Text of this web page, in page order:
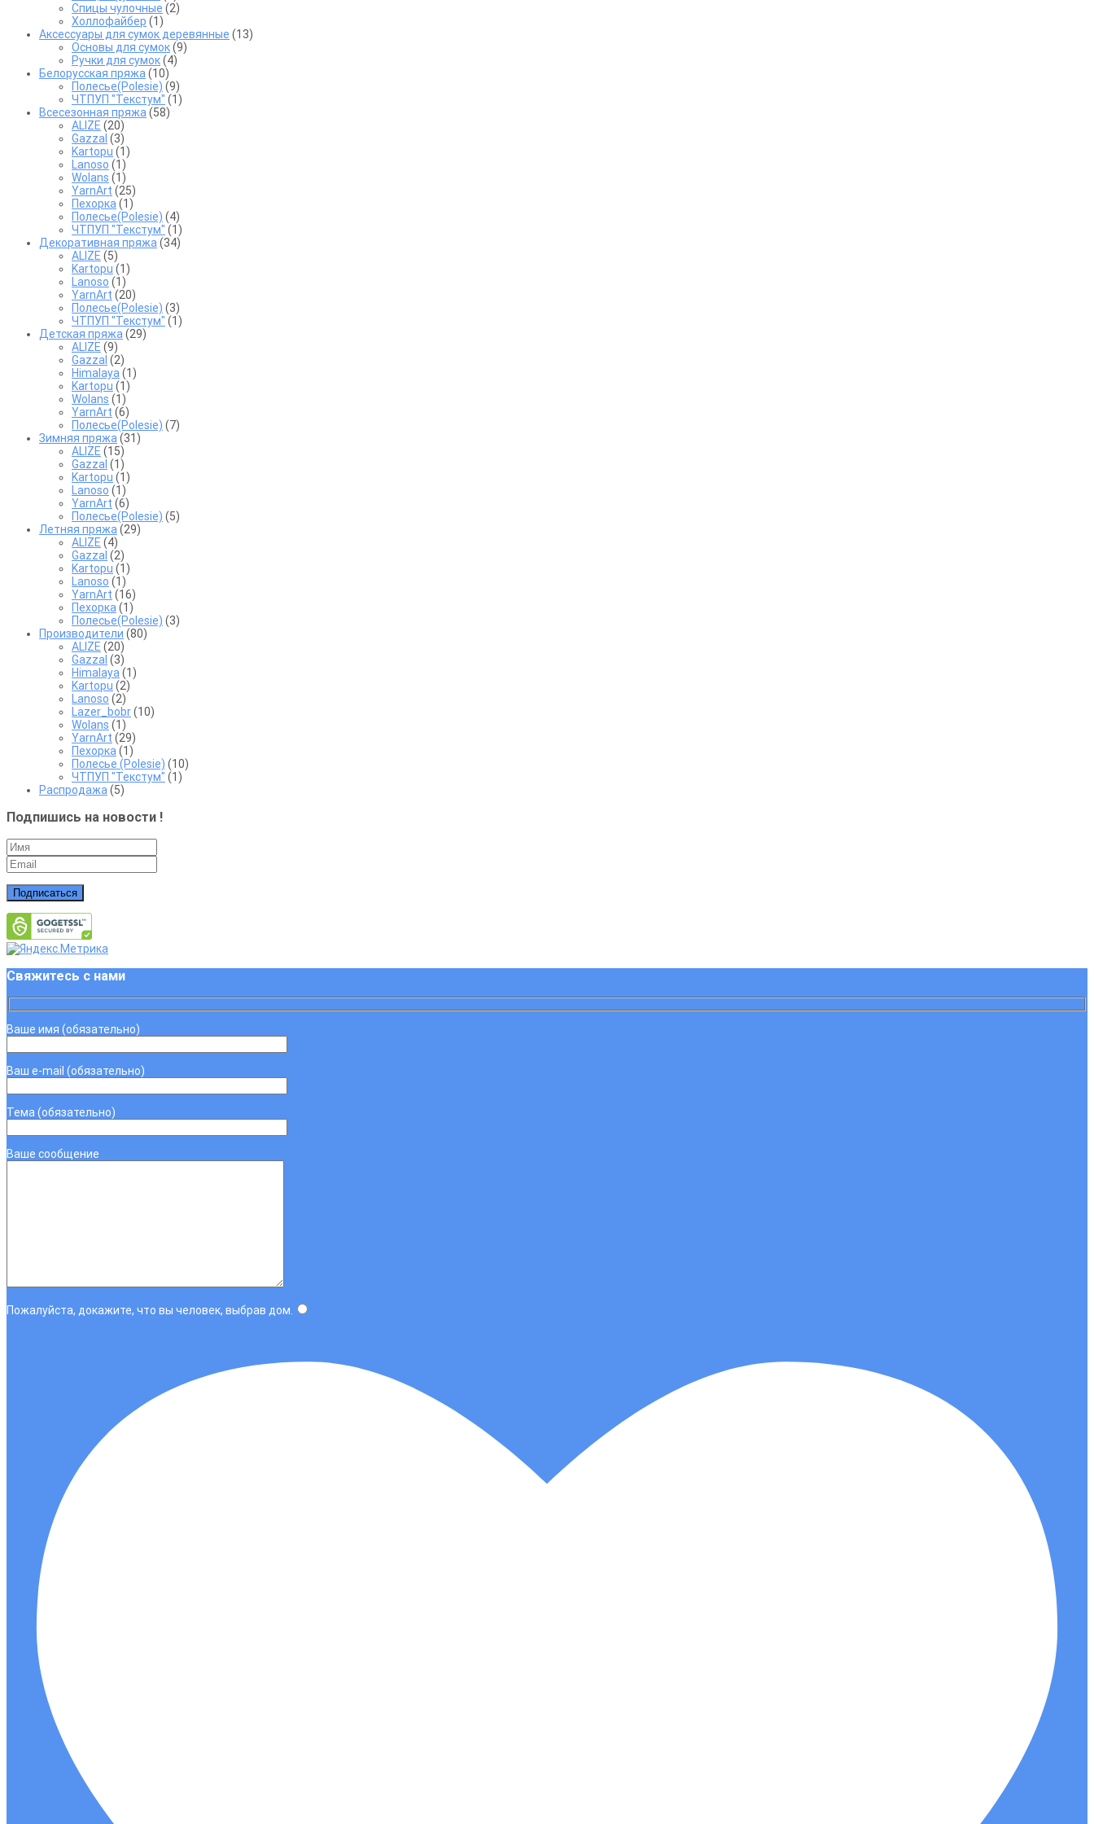
Спицы чулочные (2)
Холлофайбер (1)
Аксессуары для сумок деревянные (13)
Основы для сумок(9)
Ручки для сумок(4)
Белорусская пряжа (10)
Полесье(Polesie) (9)
ЧТПУП "Текстум" (1)
Всесезонная пряжа (58)
ALIZE (20)
Gazzal (3)
Kartopu (1)
Lanoso (1)
Wolans (1)
YarnArt (25)
Пехорка (1)
Полесье(Polesie) (4)
ЧТПУП "Текстум" (1)
Декоративная пряжа (34)
ALIZE (5)
Kartopu (1)
Lanoso (1)
YarnArt (20)
Полесье(Polesie) (3)
ЧТПУП "Текстум" (1)
Детская пряжа (29)
ALIZE (9)
Gazzal (2)
Himalaya (1)
Kartopu (1)
Wolans (1)
YarnArt (6)
Полесье(Polesie) (7)
Зимняя пряжа (31)
ALIZE (15)
Gazzal (1)
Kartopu (1)
Lanoso (1)
YarnArt (6)
Полесье(Polesie) (5)
Летняя пряжа (29)
ALIZE (4)
Gazzal (2)
Kartopu (1)
Lanoso (1)
YarnArt (16)
Пехорка (1)
Полесье(Polesie) (3)
Производители (80)
ALIZE (20)
Gazzal (3)
Himalaya (1)
Kartopu (2)
Lanoso (2)
Lazer_bobr(10)
Wolans (1)
YarnArt (29)
Пехорка (1)
Полесье (Polesie) (10)
ЧТПУП "Текстум" (1)
Распродажа (5)
Подпишись на новости !
Подписаться
Свяжитесь с нами
Ваше имя (обязательно)
Ваш e-mail (обязательно)
Тема (обязательно)
Ваше сообщение
Пожалуйста, докажите, что вы человек, выбрав дом